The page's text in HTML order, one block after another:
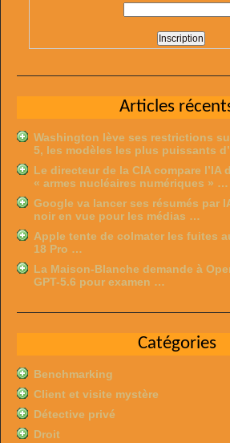
Articles
Washington lève ses restrictions
5, les modèles les plus puissants
Le directeur de la CIA compare l’IA
« armes nucléaires numériques » …
Google va lancer ses résumés par
noir en vue pour les médias …
Apple tente de colmater les fuites
18 Pro …
La Maison-Blanche demande à
GPT-5.6 pour examen …
Catégories
Benchmarking
Client et visite mystère
Détective privé
Droit